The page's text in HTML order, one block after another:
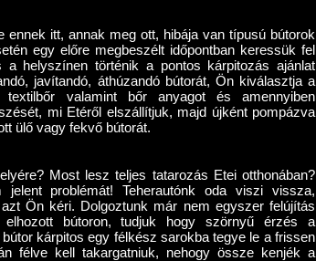
ennek itt, annak meg ott, hibája van típusú bútorok
egy előre megbeszélt időpontban keressük fel
a helyszínen történik a pontos kárpitozás ajánlat
javítandó, áthúzandó bútorát, Ön kiválasztja a
valamint bőr anyagot és amennyiben
mi Etéről elszállítjuk, majd újként pompázva
ülő vagy fekvő bútorát.
Most lesz teljes tatarozás Etei otthonában?
problémát! Teherautónk oda viszi vissza,
Ön kéri. Dolgoztunk már nem egyszer felújítás
elhozott bútoron, tudjuk hogy szörnyű érzés a
kárpitos egy félkész sarokba tegye le a frissen
félve kell takargatniuk, nehogy össze kenjék a